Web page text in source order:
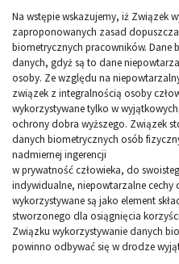
Na wstępie wskazujemy, iż Związek
zaproponowanych zasad
biometrycznych pracowników. Dane
danych, gdyż są to dane
osoby. Ze względu na
związek z integralnością osoby
wykorzystywane tylko w
ochrony dobra wyższego. Związek
danych biometrycznych osób
nadmiernej ingerencji
w prywatność człowieka, do
indywidualne, niepowtarzalne
wykorzystywane są jako element
stworzonego dla osiągnięcia
Związku wykorzystywanie danych
powinno odbywać się w drodze